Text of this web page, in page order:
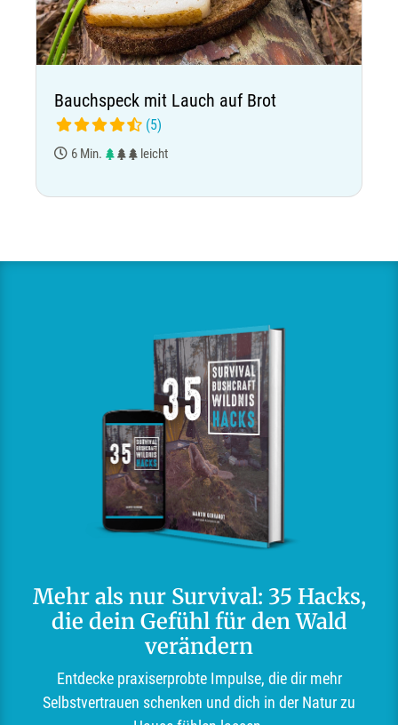
Bauchspeck mit Lauch auf Brot
(5)
6 Min. leicht
Mehr als nur Survival: 35 Hacks,
die dein Gefühl für den Wald
verändern
Entdecke praxiserprobte Impulse, die dir mehr
Selbstvertrauen schenken und dich in der Natur zu